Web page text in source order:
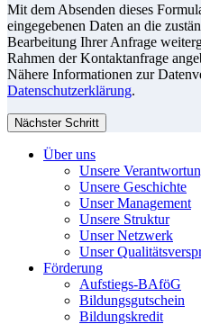
Mit dem Absenden dieses
eingegebenen Daten an die
Bearbeitung Ihrer Anfrage
Rahmen der Kontaktanfrage
Nähere Informationen zur
Datenschutzerklärung.
Nächster Schritt
Über uns
Unsere
Unsere Geschichte
Unser Management
Unsere Struktur
Unser Netzwerk
Unser
Förderung
Aufstiegs-BAföG
Bildungsgutschein
Bildungskredit